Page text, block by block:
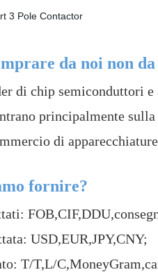
da noi non
di chip semiconduttori
principalmente
di
fornire?
USD,EUR,JPY,CNY;
T/T,L/